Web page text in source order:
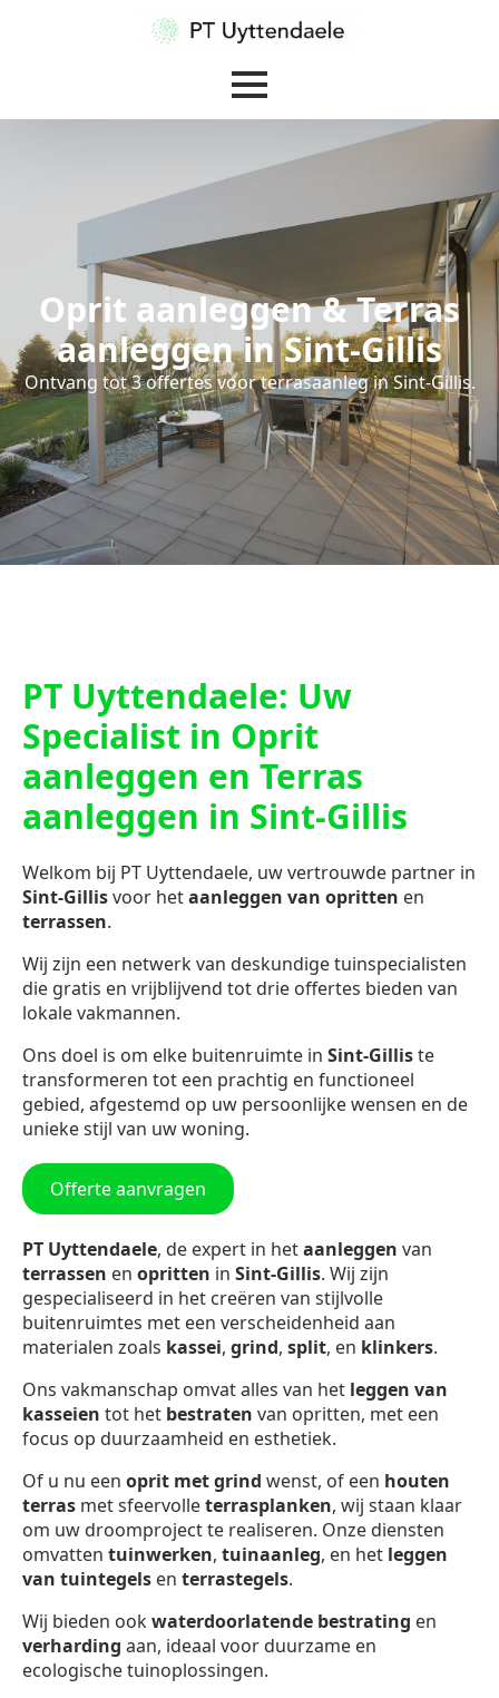
Oprit aanleggen & Terras
aanleggen in Sint-Gillis
Ontvang tot 3 offertes voor terrasaanleg in Sint-Gillis.
PT Uyttendaele: Uw
Specialist in Oprit
aanleggen en Terras
aanleggen in Sint-Gillis
Welkom bij PT Uyttendaele, uw vertrouwde partner in
Sint-Gillisvoor hetaanleggen van opritten en
terrassen.
Wij zijn een netwerk van deskundige tuinspecialisten
die gratis en vrijblijvend tot drie offertes bieden van
lokale vakmannen.
Ons doel is om elke buitenruimte in Sint-Gilliste
transformeren tot een prachtig en functioneel
gebied, afgestemd op uw persoonlijke wensen en de
unieke stijl van uw woning.
Offerte aanvragen
PT Uyttendaele, de expert in hetaanleggen van
terrassen en opritten in Sint-Gillis. Wij zijn
gespecialiseerd in het creëren van stijlvolle
buitenruimtes met een verscheidenheid aan
materialen zoals kassei, grind, split, en klinkers.
Ons vakmanschap omvat alles van het leggen van
kasseien tot het bestraten van opritten, met een
focus op duurzaamheid en esthetiek.
Of u nu een oprit met grind wenst, of een houten
terras met sfeervolleterrasplanken, wij staan klaar
om uw droomproject te realiseren. Onze diensten
omvatten tuinwerken, tuinaanleg, en het leggen
van tuintegels en terrastegels.
Wij bieden ookwaterdoorlatende bestrating en
verharding aan, ideaal voor duurzame en
ecologische tuinoplossingen.